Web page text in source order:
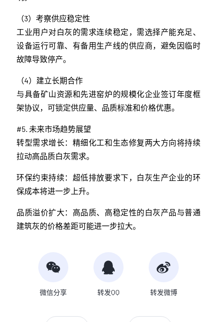
（3）考察供应稳定性
工业用户对白灰的需求连续稳定，需选择产能充足、
设备运行可靠、有备用生产线的供应商，避免因临时
故障导致停产。
（4）建立长期合作
与具备矿山资源和先进窑炉的规模化企业签订年度框
架协议，可锁定供应量、品质标准和价格优惠。
#5. 未来市场趋势展望
转型需求增长：精细化工和生态修复两大方向将持续
拉动高品质白灰需求。
环保约束持续：超低排放要求下，白灰生产企业的环
保成本将进一步上升。
品质溢价扩大：高品质、高稳定性的白灰产品与普通
建筑灰的价格差距可能进一步拉大。
微信分享 转发QQ 转发微博